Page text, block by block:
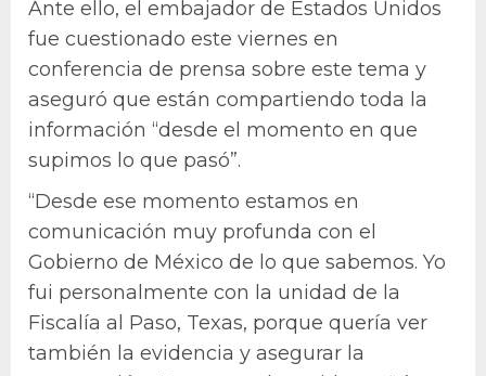
Ante ello, el embajador de Estados Unidos
fue cuestionado este viernes en
conferencia de prensa sobre este tema y
aseguró que están compartiendo toda la
información “desde el momento en que
supimos lo que pasó”.
“Desde ese momento estamos en
comunicación muy profunda con el
Gobierno de México de lo que sabemos. Yo
fui personalmente con la unidad de la
Fiscalía al Paso, Texas, porque quería ver
también la evidencia y asegurar la